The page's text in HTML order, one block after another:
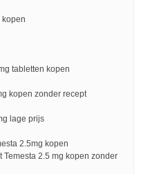
kopen
tabletten kopen
kopen zonder recept
lage prijs
2.5mg kopen
Temesta 2.5 mg kopen zonder